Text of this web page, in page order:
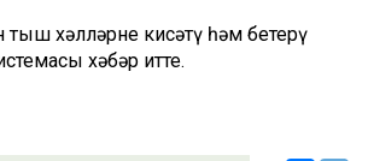
тыш хәлләрне кисәтү һәм бетерү
хәбәр итте.